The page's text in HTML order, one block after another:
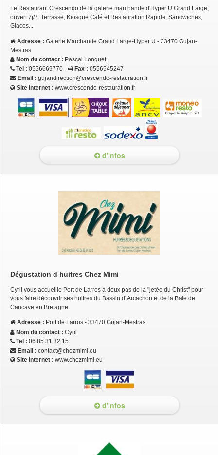
Le Restaurant Crescendo de la galerie marchande d'Hyper U Grand Large,
ouvert 7j/7. Terrasse, Kiosque Café et Restauration Rapide, Sandwiches,
Glaces...
Adresse : Galerie Marchande Grand Large-Hyper U - 33470 Gujan-
Mestras
Nom du contact : Pascal Longuet
Tel : 0556669770 - Fax : 0556545247
Email : gujandirection@crescendo-restauration.fr
Site internet : www.crescendo-restauration.fr
d'infos
Dégustation d huitres Chez Mimi
Cyril vous accueille Port de Larros à deux pas de la "jetée du Christ" pour
vous faire découvrir ses huitres du Bassin d' Arcachon et de la Baie de
Cancave en Bretagne.
Adresse : Port de Larros - 33470 Gujan-Mestras
Nom du contact : Cyril
Tel : 06 85 31 32 15
Email : contact@chezmimi.eu
Site internet : www.chezmimi.eu
d'infos